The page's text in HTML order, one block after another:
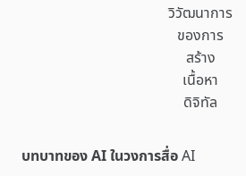
วิวัฒนาการ
ของการ
สร้าง
เนื้อหา
ดิจิทัล
บทบาทของ AI ในวงการสื่อAI